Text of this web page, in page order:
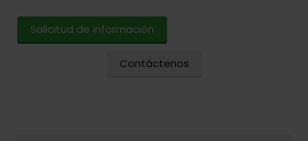
Solicitud de información
Contáctenos